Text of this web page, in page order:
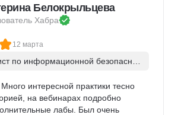
Белокрыльцева
Хабра
12 марта
по информационной безопаснос
Много интересной практики тесно
на вебинарах подробно
лабы. Был очень